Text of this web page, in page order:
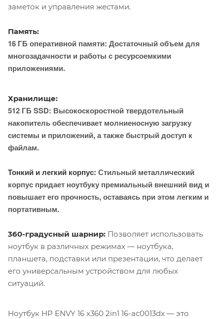
заметок и управления жестами.
Память:
16 ГБ оперативной памяти: Достаточный объем для
многозадачности и работы с ресурсоемкими
приложениями.
Хранилище:
512 ГБ SSD: Высокоскоростной твердотельный
накопитель обеспечивает молниеносную загрузку
системы и приложений, а также быстрый доступ к
файлам.
Тонкий и легкий корпус: Стильный металлический
корпус придает ноутбуку премиальный внешний вид и
повышает его прочность, оставаясь при этом легким и
портативным.
360-градусный шарнир: Позволяет использовать
ноутбук в различных режимах — ноутбука,
планшета, подставки или презентации, что делает
его универсальным устройством для любых
ситуаций.
Ноутбук HP ENVY 16 x360 2in1 16-ac0013dx — это